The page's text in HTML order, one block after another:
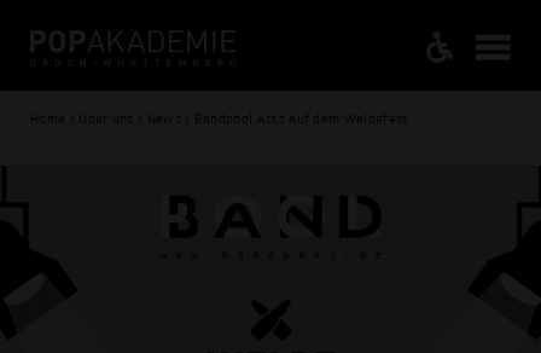
Home / Über uns / News / Bandpool Acts auf dem Weldefest